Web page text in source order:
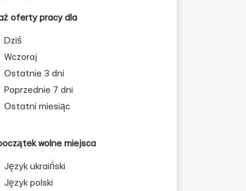
oferty pracy dla
Dziś
Wczoraj
Ostatnie 3 dni
Poprzednie 7 dni
Ostatni miesiąc
wolne miejsca
Język ukraiński
Język polski